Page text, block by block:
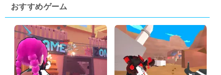
おすすめゲーム